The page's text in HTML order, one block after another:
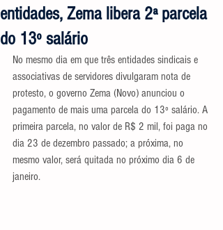
entidades, Zema libera 2ª parcela
do 13º salário
No mesmo dia em que três entidades sindicais e
associativas de servidores divulgaram nota de
protesto, o governo Zema (Novo) anunciou o
pagamento de mais uma parcela do 13º salário. A
primeira parcela, no valor de R$ 2 mil, foi paga no
dia 23 de dezembro passado; a próxima, no
mesmo valor, será quitada no próximo dia 6 de
janeiro.